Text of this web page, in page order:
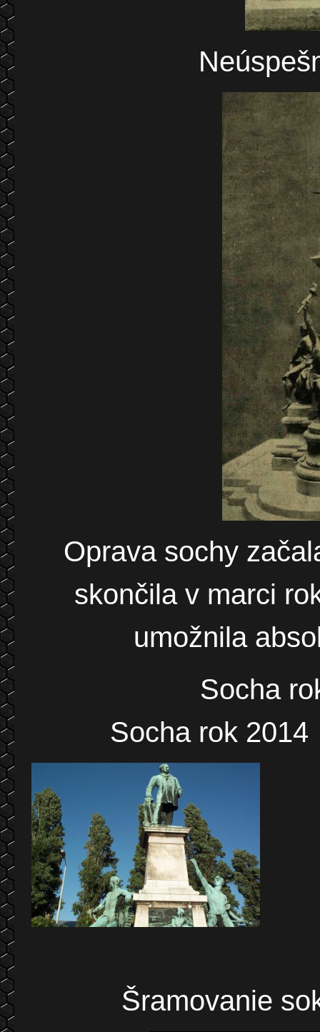
Oprava sochy
skončila v marci
umožnila
Socha
Socha rok 2014
Šramovanie